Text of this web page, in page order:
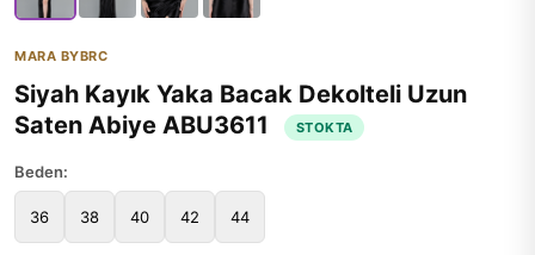
MARA BYBRC
Siyah Kayık Yaka Bacak Dekolteli Uzun
Saten Abiye ABU3611
STOKTA
Beden:
36 38 40 42 44